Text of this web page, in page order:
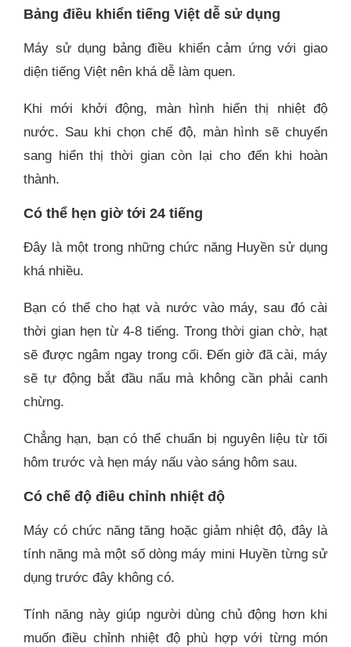
Bảng điều khiển tiếng Việt dễ sử dụng
Máy sử dụng bảng điều khiển cảm ứng với giao
diện tiếng Việt nên khá dễ làm quen.
Khi mới khởi động, màn hình hiển thị nhiệt độ
nước. Sau khi chọn chế độ, màn hình sẽ chuyển
sang hiển thị thời gian còn lại cho đến khi hoàn
thành.
Có thể hẹn giờ tới 24 tiếng
Đây là một trong những chức năng Huyền sử dụng
khá nhiều.
Bạn có thể cho hạt và nước vào máy, sau đó cài
thời gian hẹn từ 4-8 tiếng. Trong thời gian chờ, hạt
sẽ được ngâm ngay trong cối. Đến giờ đã cài, máy
sẽ tự động bắt đầu nấu mà không cần phải canh
chừng.
Chẳng hạn, bạn có thể chuẩn bị nguyên liệu từ tối
hôm trước và hẹn máy nấu vào sáng hôm sau.
Có chế độ điều chỉnh nhiệt độ
Máy có chức năng tăng hoặc giảm nhiệt độ, đây là
tính năng mà một số dòng máy mini Huyền từng sử
dụng trước đây không có.
Tính năng này giúp người dùng chủ động hơn khi
muốn điều chỉnh nhiệt độ phù hợp với từng món